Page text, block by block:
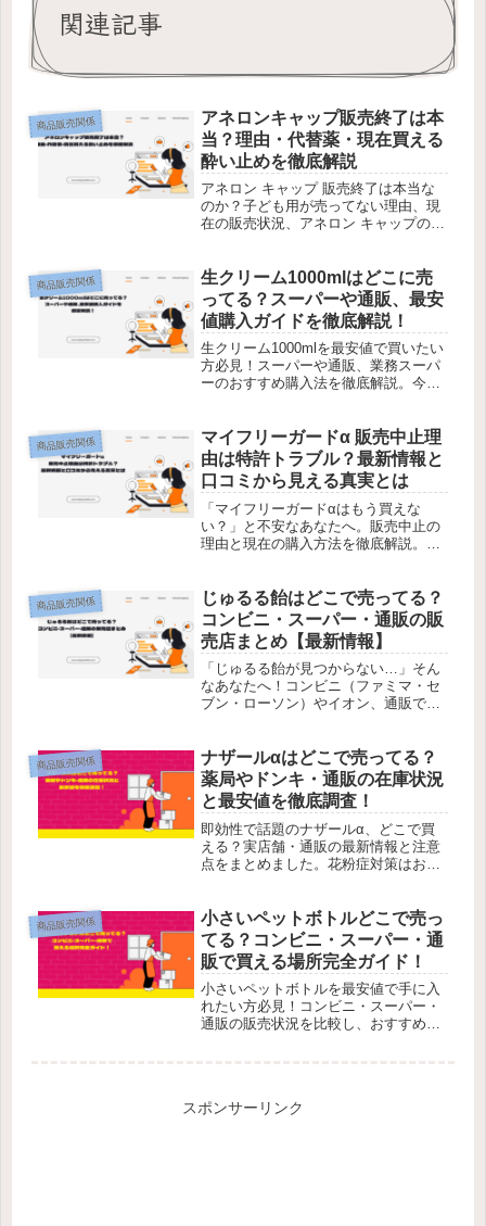
関連記事
商品販売関係
アネロンキャップ販売終了は本
当？理由・代替薬・現在買える
酔い止めを徹底解説
アネロン キャップ 販売終了は本当な
のか？子ども用が売ってない理由、現
在の販売状況、アネロン キャップの代
ントをまとめました。
商品販売関係
生クリーム1000mlはどこに売
ってる？スーパーや通販、最安
値購入ガイドを徹底解説！
生クリーム1000mlを最安値で買いたい
方必見！スーパーや通販、業務スーパ
ーのおすすめ購入法を徹底解説。今す
商品販売関係
マイフリーガードα 販売中止理
由は特許トラブル？最新情報と
口コミから見える真実とは
「マイフリーガードαはもう買えな
い？」と不安なあなたへ。販売中止の
理由と現在の購入方法を徹底解説。愛
商品販売関係
じゅるる飴はどこで売ってる？
コンビニ・スーパー・通販の販
売店まとめ【最新情報】
「じゅるる飴が見つからない…」そん
なあなたへ！コンビニ（ファミマ・セ
ブン・ローソン）やイオン、通販での
商品販売関係
ナザールαはどこで売ってる？
薬局やドンキ・通販の在庫状況
と最安値を徹底調査！
即効性で話題のナザールα、どこで買
える？実店舗・通販の最新情報と注意
点をまとめました。花粉症対策はお早
商品販売関係
小さいペットボトルどこで売っ
てる？コンビニ・スーパー・通
販で買える場所完全ガイド！
小さいペットボトルを最安値で手に入
れたい方必見！コンビニ・スーパー・
通販の販売状況を比較し、おすすめの
スポンサーリンク